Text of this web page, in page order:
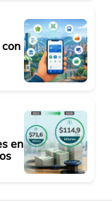
en